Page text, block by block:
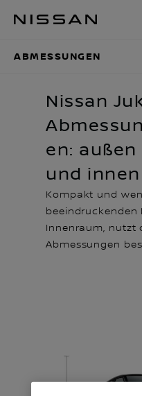
Hauptinhalt
ABMESSUNGEN
Nissan
en: außen
und innen
Kompakt und
beeindruckenden
Innenraum, nutzt
Abmessungen